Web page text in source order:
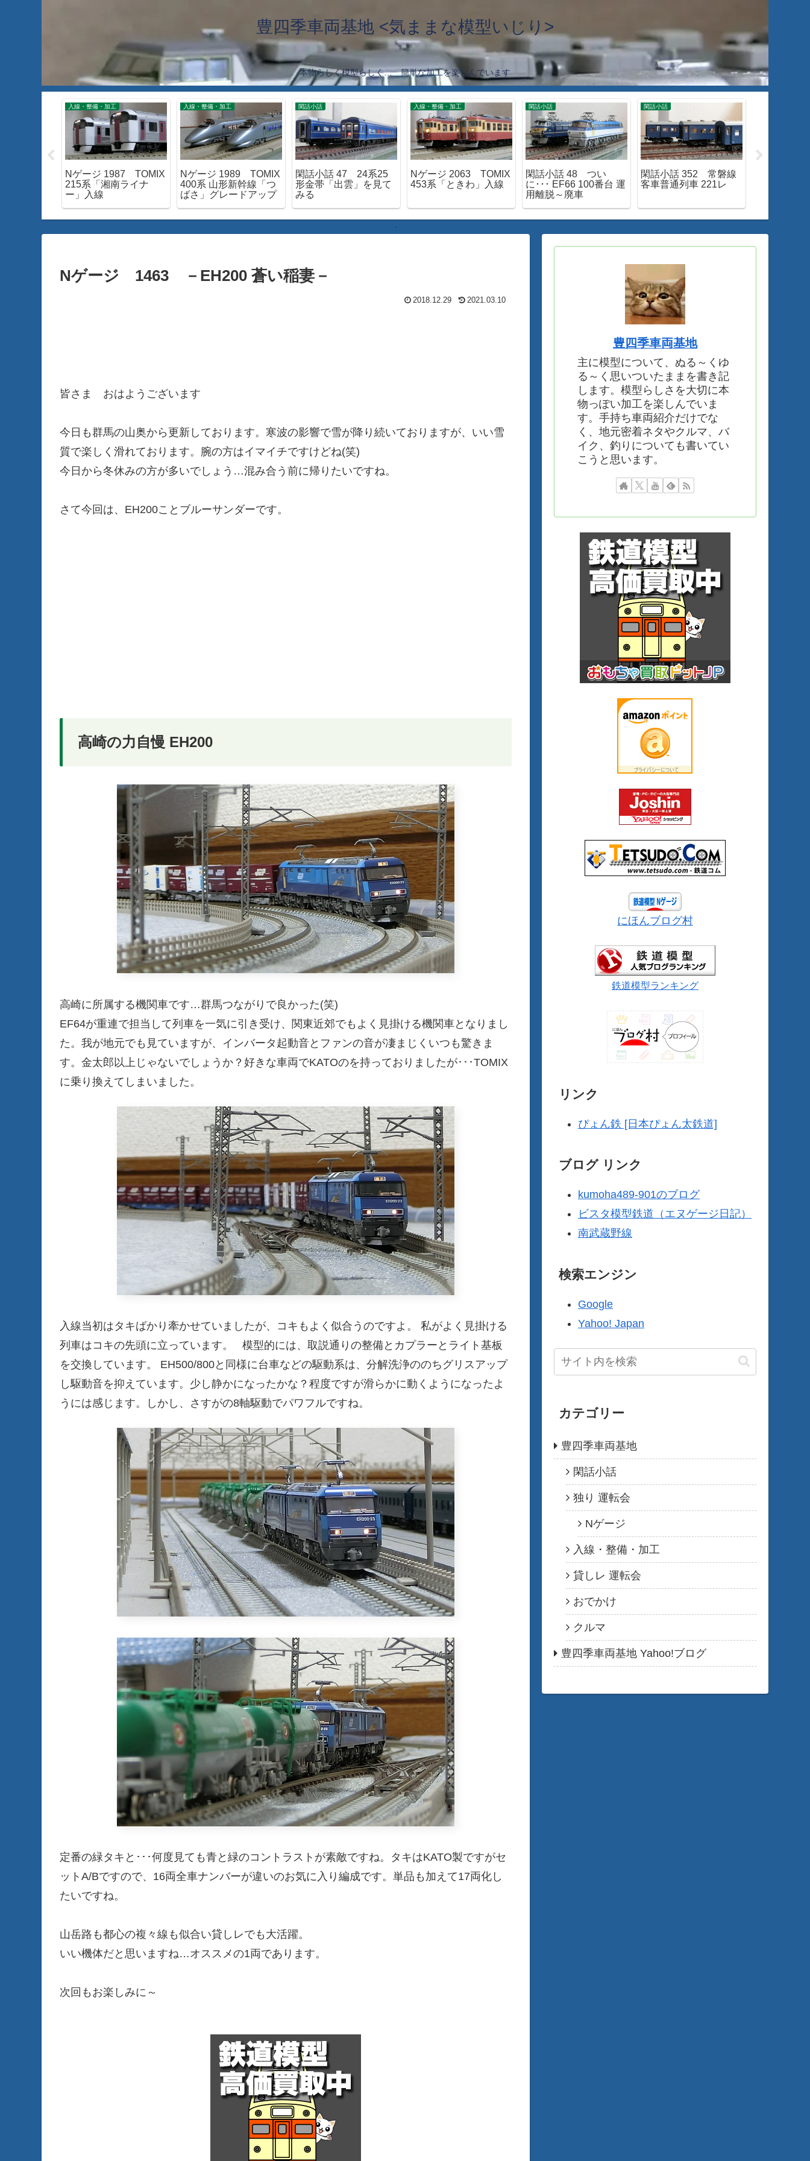
豊四季車両基地 <気ままな模型いじり>
本物らしく模型らしく… 簡単な加工を楽しんでいます
入線・整備・加工
Nゲージ 1987 TOMIX
215系「湘南ライナ
ー」入線
入線・整備・加工
Nゲージ 1989 TOMIX
400系 山形新幹線「つ
ばさ」グレードアップ
閑話小話
閑話小話 47 24系25
形金帯「出雲」を見て
みる
入線・整備・加工
Nゲージ 2063 TOMIX
453系「ときわ」入線
閑話小話
閑話小話 48 つい
に･･･ EF66 100番台 運
用離脱～廃車
閑話小話
閑話小話 352 常磐線
客車普通列車 221レ
Nゲージ 1463 －EH200 蒼い稲妻－
2018.12.29 2021.03.10
皆さま おはようございます
今日も群馬の山奥から更新しております。寒波の影響で雪が降り続いておりますが、いい雪
質で楽しく滑れております。腕の方はイマイチですけどね(笑)
今日から冬休みの方が多いでしょう…混み合う前に帰りたいですね。
さて今回は、EH200ことブルーサンダーです。
高崎の力自慢 EH200
高崎に所属する機関車です…群馬つながりで良かった(笑)
EF64が重連で担当して列車を一気に引き受け、関東近郊でもよく見掛ける機関車となりまし
た。我が地元でも見ていますが、インバータ起動音とファンの音が凄まじくいつも驚きま
す。金太郎以上じゃないでしょうか？好きな車両でKATOのを持っておりましたが･･･TOMIX
に乗り換えてしまいました。
入線当初はタキばかり牽かせていましたが、コキもよく似合うのですよ。 私がよく見掛ける
列車はコキの先頭に立っています。 模型的には、取説通りの整備とカプラーとライト基板
を交換しています。 EH500/800と同様に台車などの駆動系は、分解洗浄ののちグリスアップ
し駆動音を抑えています。少し静かになったかな？程度ですが滑らかに動くようになったよ
うには感じます。しかし、さすがの8軸駆動でパワフルですね。
定番の緑タキと･･･何度見ても青と緑のコントラストが素敵ですね。タキはKATO製ですがセ
ットA/Bですので、16両全車ナンバーが違いのお気に入り編成です。単品も加えて17両化し
たいですね。
山岳路も都心の複々線も似合い貸しレでも大活躍。
いい機体だと思いますね…オススメの1両であります。
次回もお楽しみに～
豊四季車両基地
主に模型について、ぬる～くゆ
る～く思いついたままを書き記
します。模型らしさを大切に本
物っぽい加工を楽しんでいま
す。手持ち車両紹介だけでな
く、地元密着ネタやクルマ、バ
イク、釣りについても書いてい
こうと思います。
にほんブログ村
鉄道模型ランキング
リンク
ぴょん鉄 [日本ぴょん太鉄道]
ブログ リンク
kumoha489-901のブログ
ビスタ模型鉄道（エヌゲージ日記）
南武蔵野線
検索エンジン
Google
Yahoo! Japan
カテゴリー
豊四季車両基地
閑話小話
独り 運転会
Nゲージ
入線・整備・加工
貸しレ 運転会
おでかけ
クルマ
豊四季車両基地 Yahoo!ブログ